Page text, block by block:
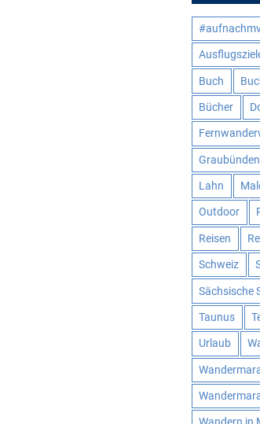
Buch
Bücher
Graubünden
Lahn
Outdoor
Reisen
Schweiz
Sächsische
Taunus
Urlaub